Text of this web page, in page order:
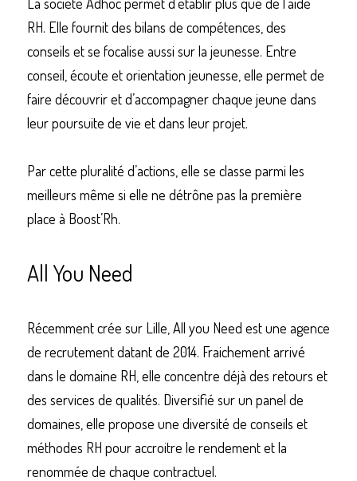
RH. Elle fournit des bilans de compétences, des
conseils et se focalise aussi sur la jeunesse. Entre
conseil, écoute et orientation jeunesse, elle permet de
faire découvrir et d’accompagner chaque jeune dans
leur poursuite de vie et dans leur projet.
Par cette pluralité d’actions, elle se classe parmi les
meilleurs même si elle ne détrône pas la première
place à Boost’Rh.
All You Need
Récemment crée sur Lille, All you Need est une agence
de recrutement datant de 2014. Fraichement arrivé
dans le domaine RH, elle concentre déjà des retours et
des services de qualités. Diversifié sur un panel de
domaines, elle propose une diversité de conseils et
méthodes RH pour accroitre le rendement et la
renommée de chaque contractuel.